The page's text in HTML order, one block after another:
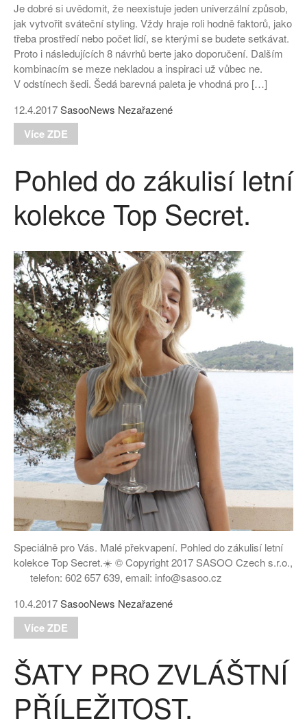
Je dobré si uvědomit, že neexistuje jeden univerzální způsob,
jak vytvořit sváteční styling. Vždy hraje roli hodně faktorů, jako
třeba prostředí nebo počet lidí, se kterými se budete setkávat.
Proto i následujících 8 návrhů berte jako doporučení. Dalším
kombinacím se meze nekladou a inspiraci už vůbec ne.
V odstínech šedi. Šedá barevná paleta je vhodná pro […]
12.4.2017SasooNews Nezařazené
Více ZDE
Pohled do zákulisí letní
kolekce Top Secret.
Speciálně pro Vás. Malé překvapení. Pohled do zákulisí letní
kolekce Top Secret.☀️ © Copyright 2017 SASOO Czech s.r.o.,
telefon: 602 657 639, email: info@sasoo.cz
10.4.2017SasooNews Nezařazené
Více ZDE
ŠATY PRO ZVLÁŠTNÍ
PŘÍLEŽITOST.